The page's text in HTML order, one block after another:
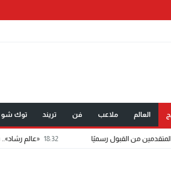
العالم ملاعب فن تريند توك شو
18:32 «عالم رشاد».. رسالة